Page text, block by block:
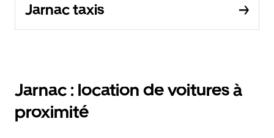
Jarnac taxis
Jarnac : location de voitures à
proximité